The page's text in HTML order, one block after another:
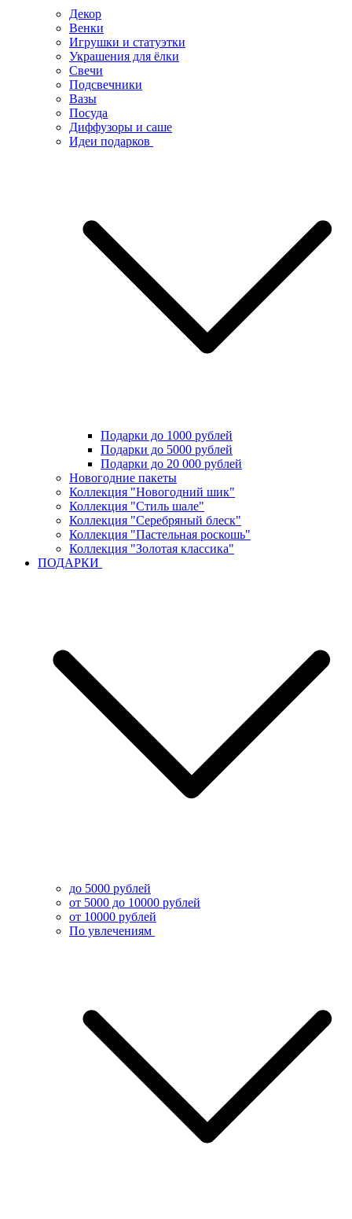
Декор
Венки
Игрушки и статуэтки
Украшения для ёлки
Свечи
Подсвечники
Вазы
Посуда
Диффузоры и саше
Идеи подарков
Подарки до 1000 рублей
Подарки до 5000 рублей
Подарки до 20 000 рублей
Новогодние пакеты
Коллекция "Новогодний шик"
Коллекция "Стиль шале"
Коллекция "Серебряный блеск"
Коллекция "Пастельная роскошь"
Коллекция "Золотая классика"
ПОДАРКИ
до 5000 рублей
от 5000 до 10000 рублей
от 10000 рублей
По увлечениям